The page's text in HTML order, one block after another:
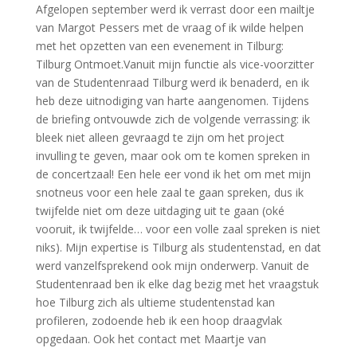
Afgelopen september werd ik verrast door een mailtje
van Margot Pessers met de vraag of ik wilde helpen
met het opzetten van een evenement in Tilburg:
Tilburg Ontmoet.Vanuit mijn functie als vice-voorzitter
van de Studentenraad Tilburg werd ik benaderd, en ik
heb deze uitnodiging van harte aangenomen. Tijdens
de briefing ontvouwde zich de volgende verrassing: ik
bleek niet alleen gevraagd te zijn om het project
invulling te geven, maar ook om te komen spreken in
de concertzaal! Een hele eer vond ik het om met mijn
snotneus voor een hele zaal te gaan spreken, dus ik
twijfelde niet om deze uitdaging uit te gaan (oké
vooruit, ik twijfelde… voor een volle zaal spreken is niet
niks). Mijn expertise is Tilburg als studentenstad, en dat
werd vanzelfsprekend ook mijn onderwerp. Vanuit de
Studentenraad ben ik elke dag bezig met het vraagstuk
hoe Tilburg zich als ultieme studentenstad kan
profileren, zodoende heb ik een hoop draagvlak
opgedaan. Ook het contact met Maartje van